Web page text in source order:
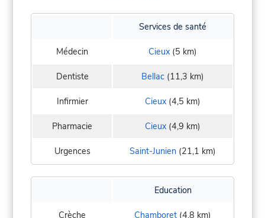
Services de santé
Médecin Cieux (5 km)
Dentiste Bellac (11,3 km)
Infirmier Cieux (4,5 km)
Pharmacie Cieux (4,9 km)
Urgences Saint-Junien (21,1 km)
Education
Crèche Chamboret (4,8 km)